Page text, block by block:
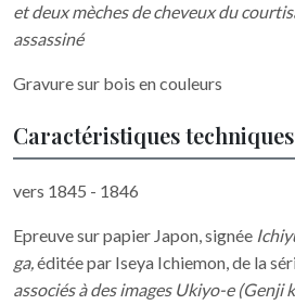
et deux mèches de cheveux du
assassiné
Gravure sur bois en couleurs
Caractéristiques techniques
vers 1845 - 1846
Epreuve sur papier Japon, signée
ga,éditée par Iseya Ichiemon, de la
associés à des images Ukiyo-e (Genji